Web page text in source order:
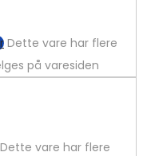
Dette vare har flere
på varesiden
Dette vare har flere